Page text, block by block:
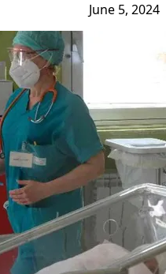
June 5, 2024